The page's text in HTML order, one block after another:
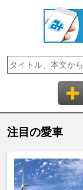
注目の愛車